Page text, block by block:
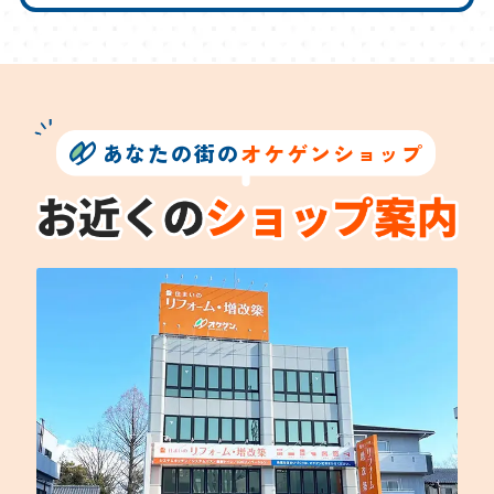
あなたの街のオケゲンショップ